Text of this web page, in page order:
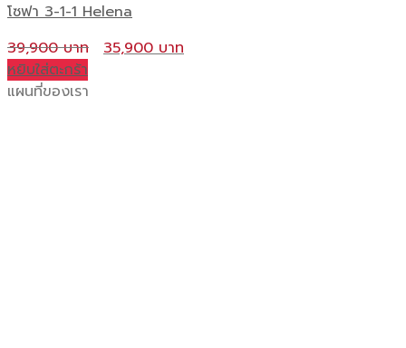
โซฟา 3-1-1 Helena
39,900
Original
35,900
หยิบใส่ตะกร้า
แผนที่ของเรา